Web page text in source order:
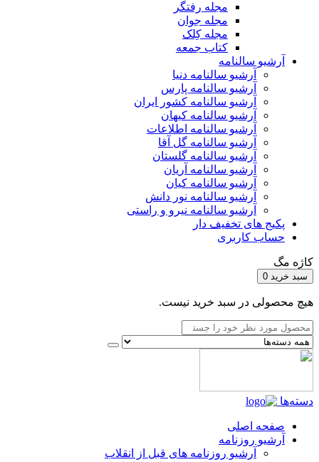
مجله رفتگر
مجله جوان
مجله کِلک
کتاب جمعه
آرشیو سالنامه
آرشیو سالنامه دنیا
آرشیو سالنامه پارس
آرشیو سالنامه کشور ایران
آرشیو سالنامه کیهان
آرشیو سالنامه اطلاعات
آرشیو سالنامه گل آقا
آرشیو سالنامه گلستان
آرشیو سالنامه آریان
آرشیو سالنامه کیان
آرشیو سالنامه نور دانش
آرشیو سالنامه نیرو و راستی
پکیج های تخفیف دار
حساب کاربری
کاژه مگ
سبد خرید 0
هیچ محصولی در سبد خرید نیست.
دسته‌ها
صفحه اصلی
آرشیو روزنامه
آرشیو روزنامه های قبل از انقلاب